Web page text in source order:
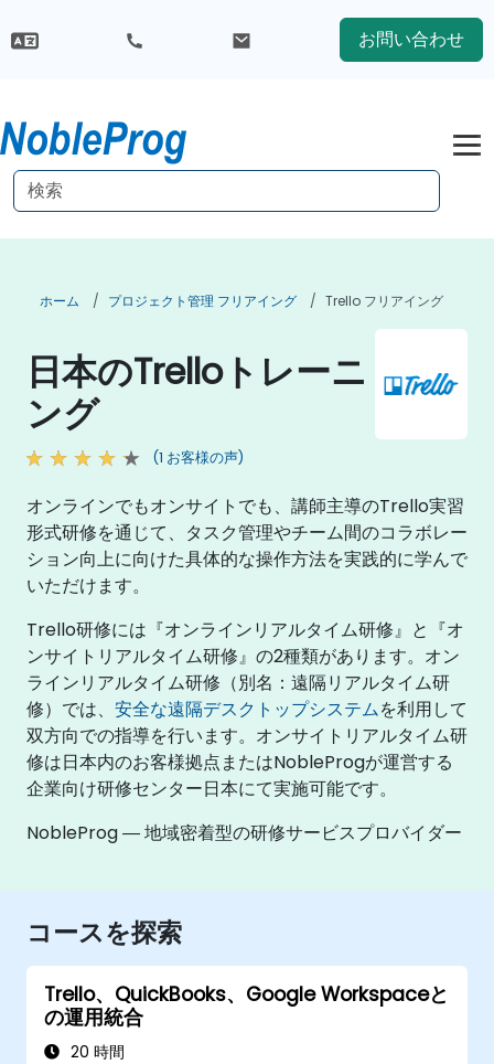
お問い合わせ
ホーム プロジェクト管理 フリアイング Trello フリアイング
日本のTrelloトレーニ
ング
(1 お客様の声)
オンラインでもオンサイトでも、講師主導のTrello実習
形式研修を通じて、タスク管理やチーム間のコラボレー
ション向上に向けた具体的な操作方法を実践的に学んで
いただけます。
Trello研修には『オンラインリアルタイム研修』と『オ
ンサイトリアルタイム研修』の2種類があります。オン
ラインリアルタイム研修（別名：遠隔リアルタイム研
修）では、 安全な遠隔デスクトップシステムを利用して
双方向での指導を行います。オンサイトリアルタイム研
修は日本内のお客様拠点またはNobleProgが運営する
企業向け研修センター日本にて実施可能です。
NobleProg ― 地域密着型の研修サービスプロバイダー
コースを探索
Trello、QuickBooks、Google Workspaceと
の運用統合
20 時間